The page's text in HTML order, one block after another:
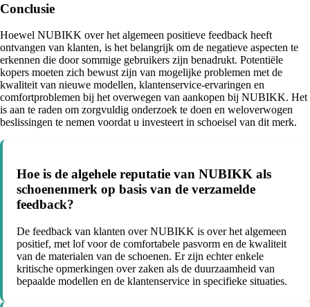
Conclusie
Hoewel NUBIKK over het algemeen positieve feedback heeft
ontvangen van klanten, is het belangrijk om de negatieve aspecten te
erkennen die door sommige gebruikers zijn benadrukt. Potentiële
kopers moeten zich bewust zijn van mogelijke problemen met de
kwaliteit van nieuwe modellen, klantenservice-ervaringen en
comfortproblemen bij het overwegen van aankopen bij NUBIKK. Het
is aan te raden om zorgvuldig onderzoek te doen en weloverwogen
beslissingen te nemen voordat u investeert in schoeisel van dit merk.
Hoe is de algehele reputatie van NUBIKK als
schoenenmerk op basis van de verzamelde
feedback?
De feedback van klanten over NUBIKK is over het algemeen
positief, met lof voor de comfortabele pasvorm en de kwaliteit
van de materialen van de schoenen. Er zijn echter enkele
kritische opmerkingen over zaken als de duurzaamheid van
bepaalde modellen en de klantenservice in specifieke situaties.